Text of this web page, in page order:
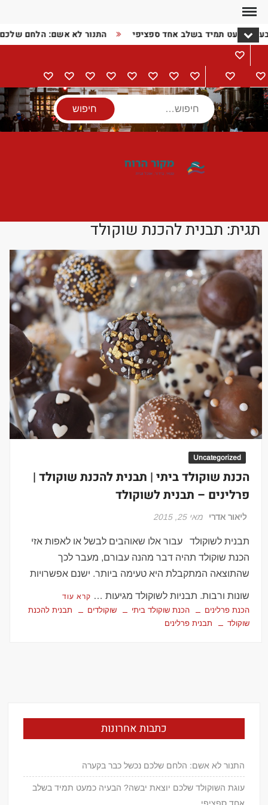
Skip
content
התנור לא אשם: הלחם כמעט תמיד בשלב אחד ספציפי
דף
הבית
מתכונים
בישול הורים
וילדים
מתנותמוצרי
חשמל
טיוליםאודותצור
קשר
מדיניות
פרטיות
הצהרת
נגישות
חיפוש
תגית: תבנית להכנת שוקולד
Uncategorized
הכנת שוקולד ביתי | תבנית להכנת שוקולד |
פרלינים – תבנית לשוקולד
ליאור אדרי מאי 25, 2015
תבנית לשוקולד עבור אלו שאוהבים לבשל או לאפות אזי
הכנת שוקולד תהיה דבר מהנה עבורם, מעבר לכך
שהתוצאה המתקבלת היא טעימה ביותר. ישנם אפשרויות
שונות ורבות. תבניות לשוקולד מגיעות … קרא עוד
הכנת פרלינים הכנת שוקולד ביתי שוקולדים
תבנית להכנת
שוקולד
תבנית פרלינים
כתבות אחרונות
התנור לא אשם: הלחם שלכם נכשל כבר בקערה
עוגת השוקולד שלכם יוצאת יבשה? הבעיה כמעט תמיד בשלב